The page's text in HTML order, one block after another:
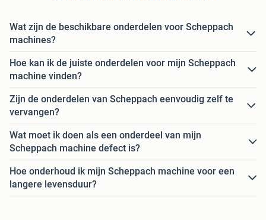
Wat zijn de beschikbare onderdelen voor Scheppach
machines?
Hoe kan ik de juiste onderdelen voor mijn Scheppach
machine vinden?
Zijn de onderdelen van Scheppach eenvoudig zelf te
vervangen?
Wat moet ik doen als een onderdeel van mijn
Scheppach machine defect is?
Hoe onderhoud ik mijn Scheppach machine voor een
langere levensduur?